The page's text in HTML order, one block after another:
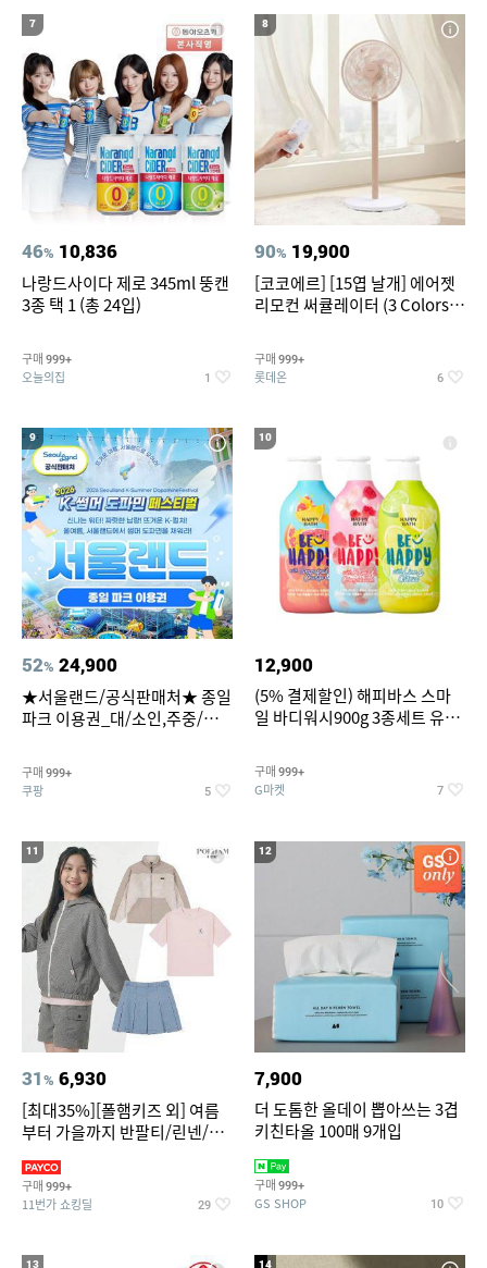
7
46% 10,836
나랑드사이다 제로 345ml 뚱캔
3종 택 1 (총 24입)
구매 999+
오늘의집 1
8
90% 19,900
[코코에르] [15엽 날개] 에어젯
리모컨 써큘레이터 (3 Colors
구매 999+
롯데온 6
9
52% 24,900
★서울랜드/공식판매처★ 종일
파크 이용권_대/소인,주중/주
구매 999+
쿠팡 5
10
12,900
(5% 결제할인) 해피바스 스마
일 바디워시900g 3종세트 유
구매 999+
G마켓 7
11
31% 6,930
[최대35%][폴햄키즈 외] 여름
부터 가을까지 반팔티/린넨/맨
구매 999+
11번가 쇼킹딜 29
12
7,900
더 도톰한 올데이 뽑아쓰는 3겹
키친타올 100매 9개입
구매 999+
GS SHOP 10
13 14